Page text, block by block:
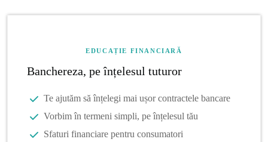
EDUCAȚIE FINANCIARĂ
Banchereza, pe înțelesul tuturor
Te ajutăm să înțelegi mai ușor contractele bancare
Vorbim în termeni simpli, pe înțelesul tău
Sfaturi financiare pentru consumatori